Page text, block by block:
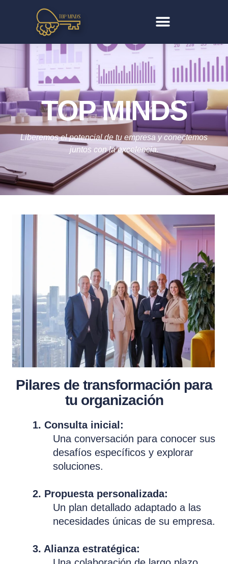
TOP MINDS
Liberemos el potencial de tu empresa y conectemos
juntos con la excelencia.
Pilares de transformación para
tu organización
1. Consulta inicial:
Una conversación para conocer sus
desafíos específicos y explorar
soluciones.
2. Propuesta personalizada:
Un plan detallado adaptado a las
necesidades únicas de su empresa.
3. Alianza estratégica: